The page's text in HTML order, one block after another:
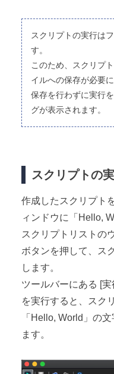
スクリプトの実行は
す。
このため、スクリプ
イルへの保存が必要に
保存を行わずに実行
グが表示されます。
スクリプトの
作成したスクリプト
ィンドウに「Hello,
スクリプトリストの
ボタンを押して、ス
します。
ツールバーにある [
を実行すると、スク
「Hello, World」の
ます。